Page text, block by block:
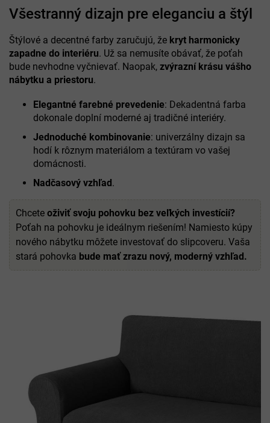
Všestranný dizajn pre eleganciu a štýl
Štýlové a decentné farby zaručujú, že kryt harmonicky
zapadne do interiéru. Už sa nemusíte obávať, že poťah
bude nevhodne vyčnievať. Naopak, zvýrazní krásu vášho
nábytku a priestoru.
Elegantné farebné prevedenie: Dekadentná farba
dokonale doplní moderné aj tradičné interiéry.
Jednoduché kombinovanie: univerzálny dizajn sa
hodí k rôznym materiálom a textúram vo vašej
domácnosti.
Nadčasový vzhľad.
Chcete oživiť svoju pohovku bez veľkých investícií?
Poťah na pohovku je ideálnym riešením! Namiesto kúpy
nového nábytku môžete investovať do slipcoveru. Vaša
stará pohovka bude mať zrazu nový, moderný vzhľad.